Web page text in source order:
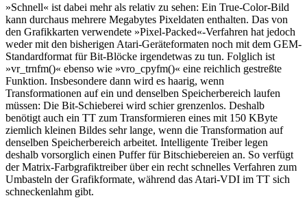
»Schnell« ist dabei mehr als relativ zu sehen: Ein True-Color-Bild
kann durchaus mehrere Megabytes Pixeldaten enthalten. Das von
den Grafikkarten verwendete »Pixel-Packed«-Verfahren hat jedoch
weder mit den bisherigen Atari-Geräteformaten noch mit dem GEM-
Standardformat für Bit-Blöcke irgendetwas zu tun. Folglich ist
»vr_trnfm()« ebenso wie »vro_cpyfm()« eine reichlich gestreßte
Funktion. Insbesondere dann wird es haarig, wenn
Transformationen auf ein und denselben Speicherbereich laufen
müssen: Die Bit-Schieberei wird schier grenzenlos. Deshalb
benötigt auch ein TT zum Transformieren eines mit 150 KByte
ziemlich kleinen Bildes sehr lange, wenn die Transformation auf
denselben Speicherbereich arbeitet. Intelligente Treiber legen
deshalb vorsorglich einen Puffer für Bitschiebereien an. So verfügt
der Matrix-Farbgrafiktreiber über ein recht schnelles Verfahren zum
Umbasteln der Grafikformate, während das Atari-VDI im TT sich
schneckenlahm gibt.